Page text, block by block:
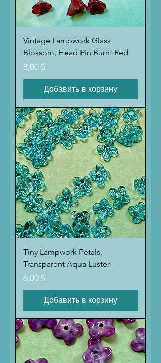
Vintage Lampwork Glass
Blossom, Head Pin Burnt Red
Цена
8,00 $
Добавить в корзину
Tiny Lampwork Petals,
Transparent Aqua Luster
Цена
6,00 $
Добавить в корзину